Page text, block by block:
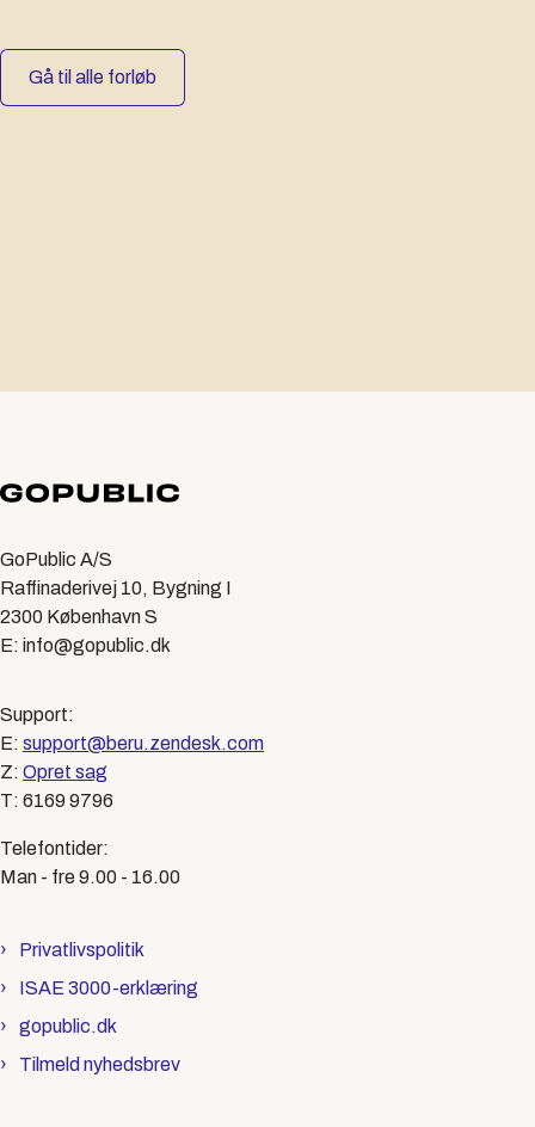
Gå til alle forløb
GoPublic A/S
Raffinaderivej 10, Bygning I
2300 København S
E: info@gopublic.dk
Support:
E:support@beru.zendesk.com
Z:Opret sag
T: 6169 9796
Telefontider:
Man - fre 9.00 - 16.00
Privatlivspolitik
ISAE 3000-erklæring
gopublic.dk
Tilmeld nyhedsbrev